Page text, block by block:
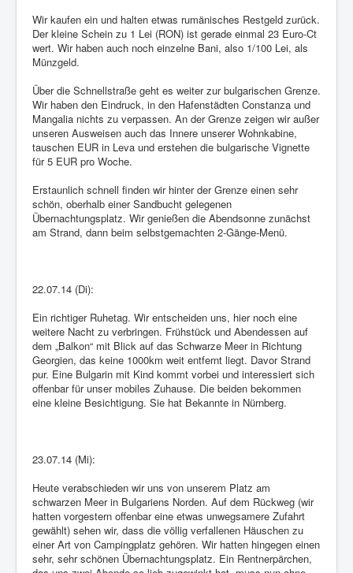
Wir kaufen ein und halten etwas rumänisches Restgeld zurück.
Der kleine Schein zu 1 Lei (RON) ist gerade einmal 23 Euro-Ct
wert. Wir haben auch noch einzelne Bani, also 1/100 Lei, als
Münzgeld.
Über die Schnellstraße geht es weiter zur bulgarischen Grenze.
Wir haben den Eindruck, in den Hafenstädten Constanza und
Mangalia nichts zu verpassen. An der Grenze zeigen wir außer
unseren Ausweisen auch das Innere unserer Wohnkabine,
tauschen EUR in Leva und erstehen die bulgarische Vignette
für 5 EUR pro Woche.
Erstaunlich schnell finden wir hinter der Grenze einen sehr
schön, oberhalb einer Sandbucht gelegenen
Übernachtungsplatz. Wir genießen die Abendsonne zunächst
am Strand, dann beim selbstgemachten 2-Gänge-Menü.
22.07.14 (Di):
Ein richtiger Ruhetag. Wir entscheiden uns, hier noch eine
weitere Nacht zu verbringen. Frühstück und Abendessen auf
dem „Balkon“ mit Blick auf das Schwarze Meer in Richtung
Georgien, das keine 1000km weit entfernt liegt. Davor Strand
pur. Eine Bulgarin mit Kind kommt vorbei und interessiert sich
offenbar für unser mobiles Zuhause. Die beiden bekommen
eine kleine Besichtigung. Sie hat Bekannte in Nürnberg.
23.07.14 (Mi):
Heute verabschieden wir uns von unserem Platz am
schwarzen Meer in Bulgariens Norden. Auf dem Rückweg (wir
hatten vorgestern offenbar eine etwas unwegsamere Zufahrt
gewählt) sehen wir, dass die völlig verfallenen Häuschen zu
einer Art von Campingplatz gehören. Wir hatten hingegen einen
sehr, sehr schönen Übernachtungsplatz. Ein Rentnerpärchen,